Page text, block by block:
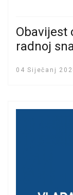
Obavijest
radnoj
04 Siječanj